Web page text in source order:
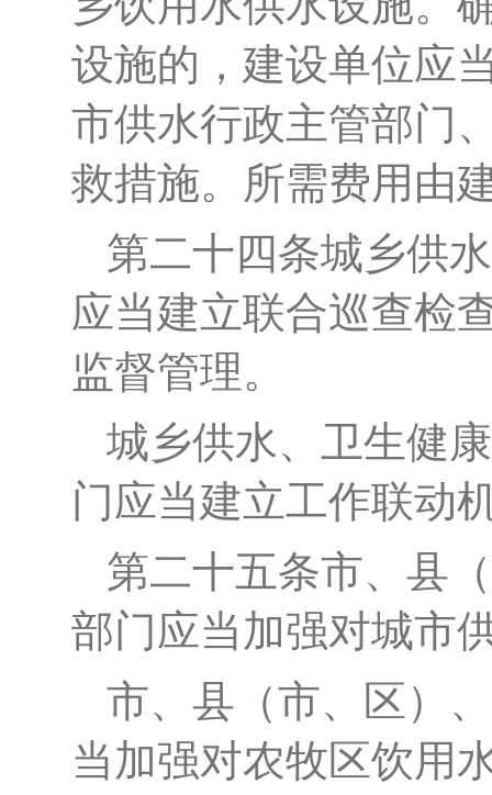
设施的，建设单位应
市供水行政主管部门
救措施。所需费用由
第二十四条城乡供
应当建立联合巡查检
监督管理。
城乡供水、卫生健
门应当建立工作联动
第二十五条市、县
部门应当加强对城市
市、县（市、区） 、
当加强对农牧区饮用